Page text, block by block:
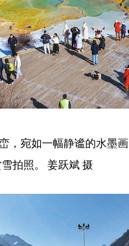
，宛如一幅静谧的水墨画
拍照。 姜跃斌 摄